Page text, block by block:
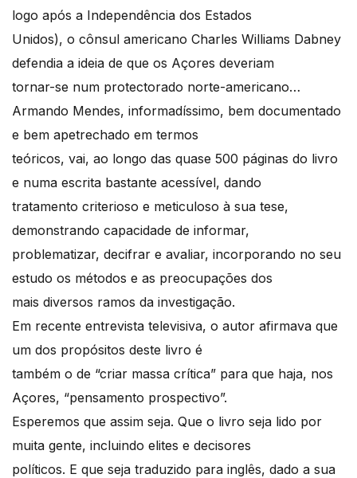
logo após a Independência dos Estados
Unidos), o cônsul americano Charles Williams Dabney
defendia a ideia de que os Açores deveriam
tornar-se num protectorado norte-americano…
Armando Mendes, informadíssimo, bem documentado
e bem apetrechado em termos
teóricos, vai, ao longo das quase 500 páginas do livro
e numa escrita bastante acessível, dando
tratamento criterioso e meticuloso à sua tese,
demonstrando capacidade de informar,
problematizar, decifrar e avaliar, incorporando no seu
estudo os métodos e as preocupações dos
mais diversos ramos da investigação.
Em recente entrevista televisiva, o autor afirmava que
um dos propósitos deste livro é
também o de “criar massa crítica” para que haja, nos
Açores, “pensamento prospectivo”.
Esperemos que assim seja. Que o livro seja lido por
muita gente, incluindo elites e decisores
políticos. E que seja traduzido para inglês, dado a sua